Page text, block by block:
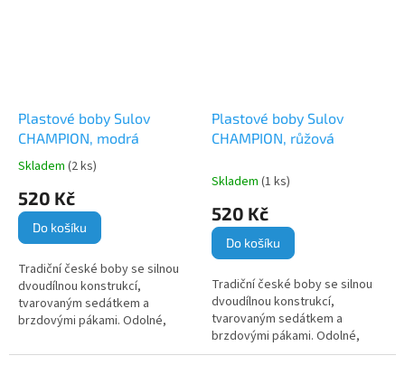
Plastové boby Sulov
CHAMPION, modrá
Průměrné
produktu
je
5,0
5
hvězdiček.
Skladem (2 ks)
520 Kč
Do košíku
Tradiční české boby se silnou
dvoudílnou konstrukcí,
tvarovaným sedátkem a
brzdovými pákami. Odolné,
generace.
Plastové boby Sulov
CHAMPION, růžová
Skladem (1 ks)
520 Kč
Do košíku
Tradiční české boby se silnou
dvoudílnou konstrukcí,
tvarovaným sedátkem a
brzdovými pákami. Odolné,
stabilní a oblíbené po celé